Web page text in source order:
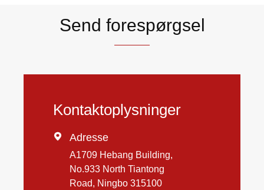
Send forespørgsel
Kontaktoplysninger
 Adresse
A1709 Hebang Building,
No.933 North Tiantong
Road, Ningbo 315100